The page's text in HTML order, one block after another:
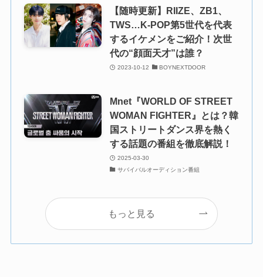
【随時更新】RIIZE、ZB1、
TWS…K-POP第5世代を代表
するイケメンをご紹介！次世
代の“顔面天才”は誰？
2023-10-12 BOYNEXTDOOR
Mnet『WORLD OF STREET
WOMAN FIGHTER』とは？韓
国ストリートダンス界を熱く
する話題の番組を徹底解説！
2025-03-30
サバイバルオーディション番組
もっと見る